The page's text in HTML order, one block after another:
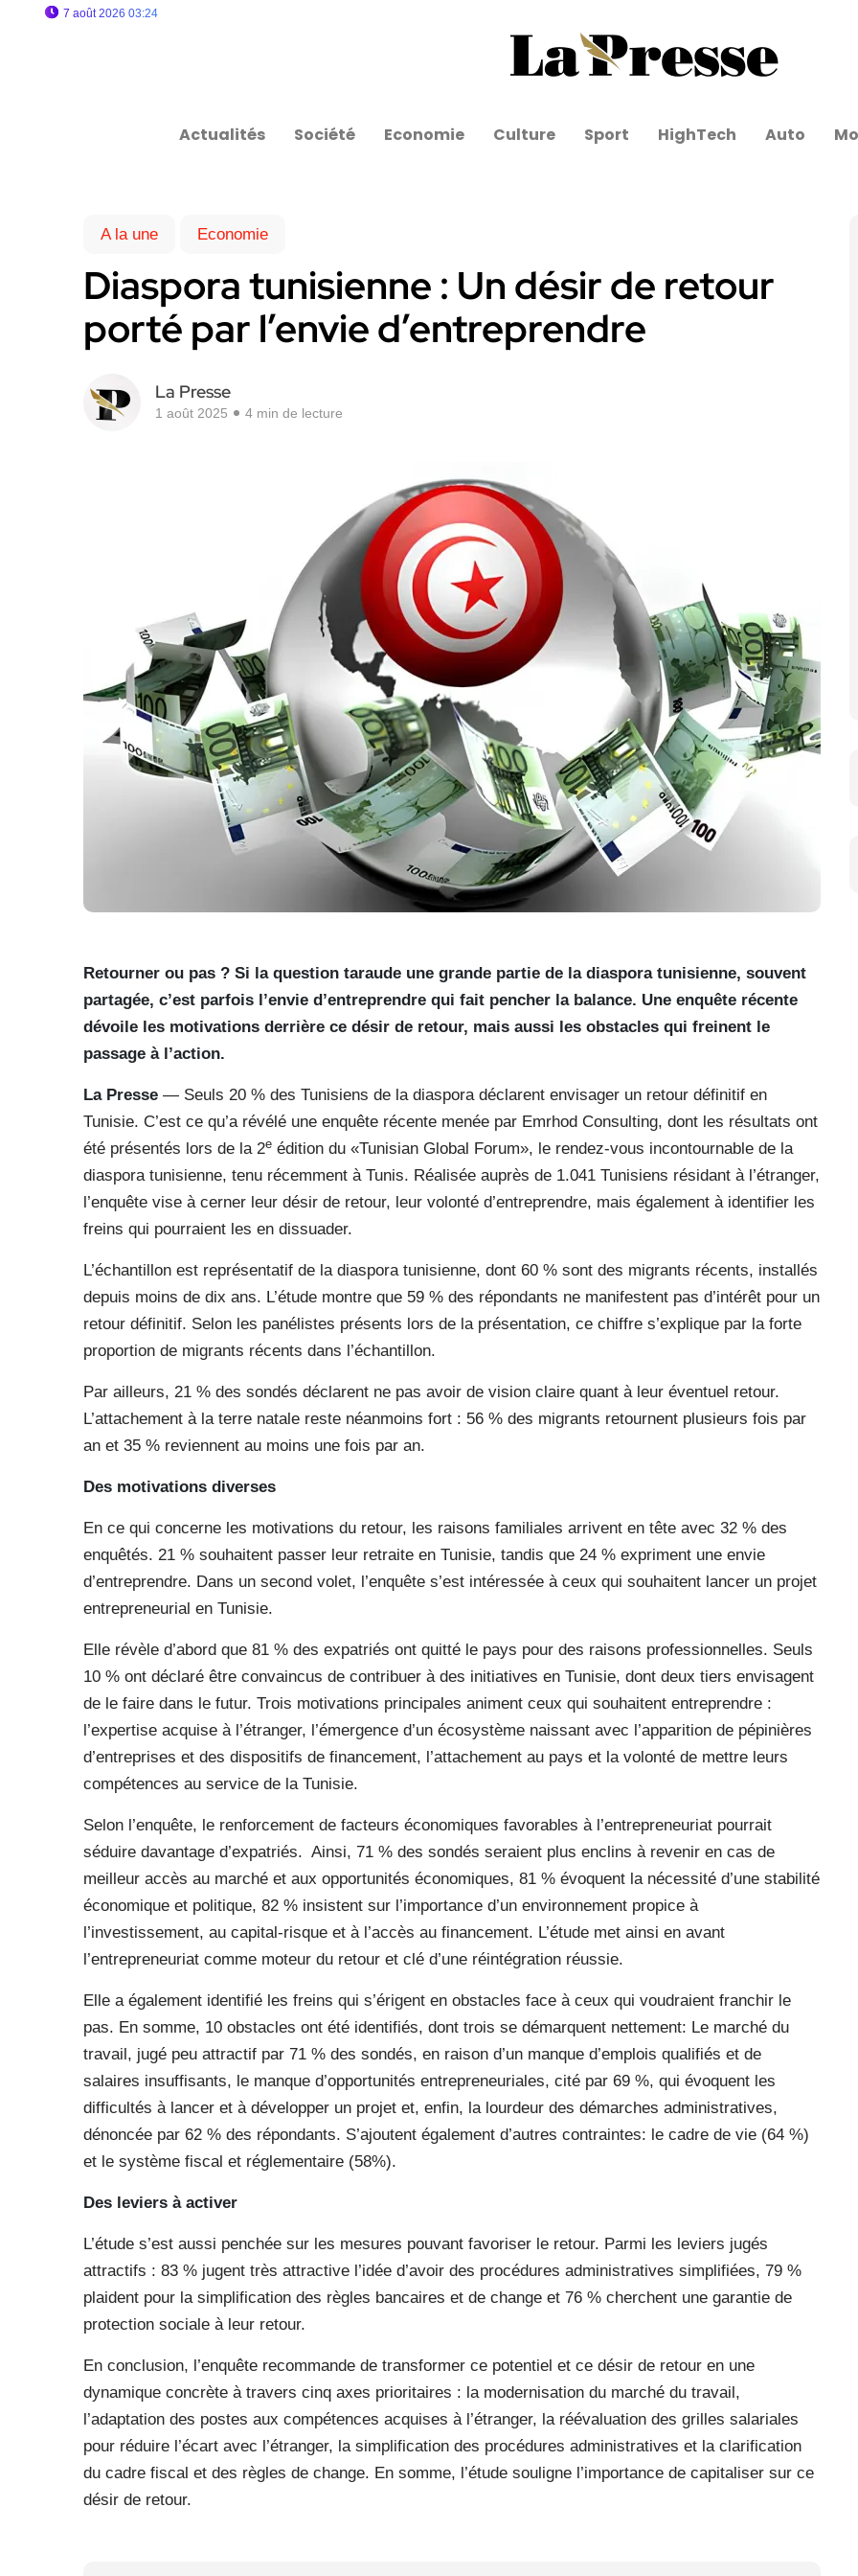
7 août 2026 03:24
Actualités Société Economie Culture Sport HighTech Auto
A la une Economie
Diaspora tunisienne : Un désir de retour
porté par l’envie d’entreprendre
La Presse
1 août 2025 4 min de lecture
Retourner ou pas ? Si la question taraude une grande partie de la diaspora tunisienne, souvent
partagée, c’est parfois l’envie d’entreprendre qui fait pencher la balance. Une enquête récente
dévoile les motivations derrière ce désir de retour, mais aussi les obstacles qui freinent le
passage à l’action.
La Presse — Seuls 20 % des Tunisiens de la diaspora déclarent envisager un retour définitif en
Tunisie. C’est ce qu’a révélé une enquête récente menée par Emrhod Consulting, dont les résultats ont
été présentés lors de la 2e édition du «Tunisian Global Forum», le rendez-vous incontournable de la
diaspora tunisienne, tenu récemment à Tunis. Réalisée auprès de 1.041 Tunisiens résidant à l’étranger,
l’enquête vise à cerner leur désir de retour, leur volonté d’entreprendre, mais également à identifier les
freins qui pourraient les en dissuader.
L’échantillon est représentatif de la diaspora tunisienne, dont 60 % sont des migrants récents, installés
depuis moins de dix ans. L’étude montre que 59 % des répondants ne manifestent pas d’intérêt pour un
retour définitif. Selon les panélistes présents lors de la présentation, ce chiffre s’explique par la forte
proportion de migrants récents dans l’échantillon.
Par ailleurs, 21 % des sondés déclarent ne pas avoir de vision claire quant à leur éventuel retour.
L’attachement à la terre natale reste néanmoins fort : 56 % des migrants retournent plusieurs fois par
an et 35 % reviennent au moins une fois par an.
Des motivations diverses
En ce qui concerne les motivations du retour, les raisons familiales arrivent en tête avec 32 % des
enquêtés. 21 % souhaitent passer leur retraite en Tunisie, tandis que 24 % expriment une envie
d’entreprendre. Dans un second volet, l’enquête s’est intéressée à ceux qui souhaitent lancer un projet
entrepreneurial en Tunisie.
Elle révèle d’abord que 81 % des expatriés ont quitté le pays pour des raisons professionnelles. Seuls
10 % ont déclaré être convaincus de contribuer à des initiatives en Tunisie, dont deux tiers envisagent
de le faire dans le futur. Trois motivations principales animent ceux qui souhaitent entreprendre :
l’expertise acquise à l’étranger, l’émergence d’un écosystème naissant avec l’apparition de pépinières
d’entreprises et des dispositifs de financement, l’attachement au pays et la volonté de mettre leurs
compétences au service de la Tunisie.
Selon l’enquête, le renforcement de facteurs économiques favorables à l’entrepreneuriat pourrait
séduire davantage d’expatriés. Ainsi, 71 % des sondés seraient plus enclins à revenir en cas de
meilleur accès au marché et aux opportunités économiques, 81 % évoquent la nécessité d’une stabilité
économique et politique, 82 % insistent sur l’importance d’un environnement propice à
l’investissement, au capital-risque et à l’accès au financement. L’étude met ainsi en avant
l’entrepreneuriat comme moteur du retour et clé d’une réintégration réussie.
Elle a également identifié les freins qui s’érigent en obstacles face à ceux qui voudraient franchir le
pas. En somme, 10 obstacles ont été identifiés, dont trois se démarquent nettement: Le marché du
travail, jugé peu attractif par 71 % des sondés, en raison d’un manque d’emplois qualifiés et de
salaires insuffisants, le manque d’opportunités entrepreneuriales, cité par 69 %, qui évoquent les
difficultés à lancer et à développer un projet et, enfin, la lourdeur des démarches administratives,
dénoncée par 62 % des répondants. S’ajoutent également d’autres contraintes: le cadre de vie (64 %)
et le système fiscal et réglementaire (58%).
Des leviers à activer
L’étude s’est aussi penchée sur les mesures pouvant favoriser le retour. Parmi les leviers jugés
attractifs : 83 % jugent très attractive l’idée d’avoir des procédures administratives simplifiées, 79 %
plaident pour la simplification des règles bancaires et de change et 76 % cherchent une garantie de
protection sociale à leur retour.
En conclusion, l’enquête recommande de transformer ce potentiel et ce désir de retour en une
dynamique concrète à travers cinq axes prioritaires : la modernisation du marché du travail,
l’adaptation des postes aux compétences acquises à l’étranger, la réévaluation des grilles salariales
pour réduire l’écart avec l’étranger, la simplification des procédures administratives et la clarification
du cadre fiscal et des règles de change. En somme, l’étude souligne l’importance de capitaliser sur ce
désir de retour.